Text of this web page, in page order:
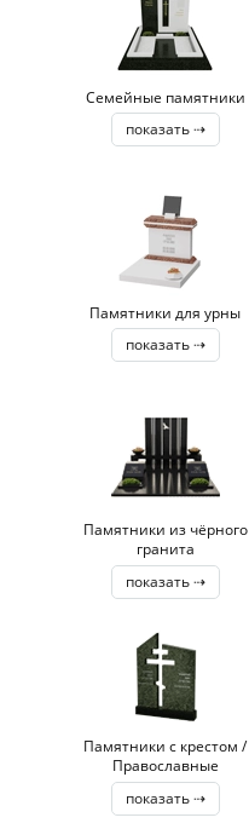
Семейные памятники
показать ⇢
Памятники для урны
показать ⇢
Памятники из чёрного
гранита
показать ⇢
Памятники с крестом /
Православные
показать ⇢